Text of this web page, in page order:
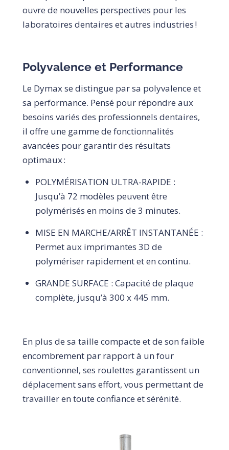
ouvre de nouvelles perspectives pour les
laboratoires dentaires et autres industries !
Polyvalence et Performance
Le Dymax se distingue par sa polyvalence et
sa performance. Pensé pour répondre aux
besoins variés des professionnels dentaires,
il offre une gamme de fonctionnalités
avancées pour garantir des résultats
optimaux :
POLYMÉRISATION ULTRA-RAPIDE :
Jusqu’à 72 modèles peuvent être
polymérisés en moins de 3 minutes.
MISE EN MARCHE/ARRÊT INSTANTANÉE :
Permet aux imprimantes 3D de
polymériser rapidement et en continu.
GRANDE SURFACE : Capacité de plaque
complète, jusqu’à 300 x 445 mm.
En plus de sa taille compacte et de son faible
encombrement par rapport à un four
conventionnel, ses roulettes garantissent un
déplacement sans effort, vous permettant de
travailler en toute confiance et sérénité.